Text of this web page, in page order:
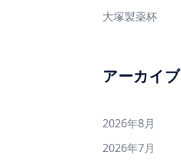
大塚製薬杯
アーカイブ
2026年8月
2026年7月